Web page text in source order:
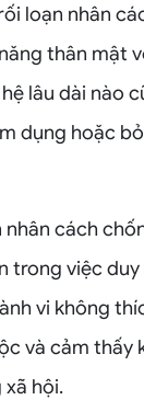
loạn nhân
thân mật
lâu dài nào
dụng hoặc
cách
trong việc
vi không
và cảm thấy
hội.